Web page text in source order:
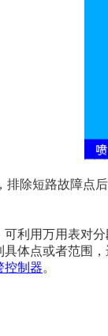
除短路故障点
利用万用表对
体点或者范围
控制器。